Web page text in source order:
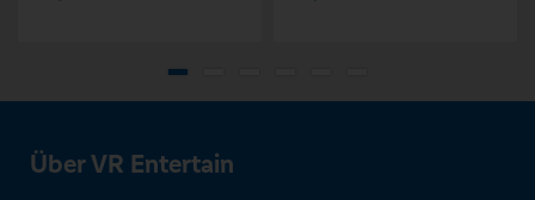
Über VR Entertain